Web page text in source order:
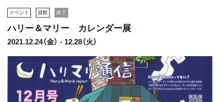
イベント 貸館 終了
ハリー＆マリー カレンダー展
2021.12.24（金） - 12.28（火）